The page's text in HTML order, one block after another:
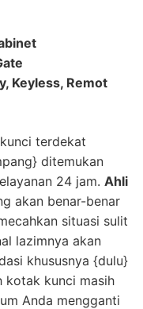
Keyless, Remot
terdekat
ditemukan
24 jam. Ahli
akan benar-benar
situasi sulit
lazimnya akan
khususnya {dulu}
kotak kunci masih
Anda mengganti